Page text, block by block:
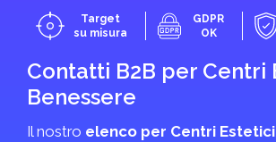
Target
su misura
GDPR
OK
Contatti B2B per Centri
Benessere
Il nostro elenco per Centri